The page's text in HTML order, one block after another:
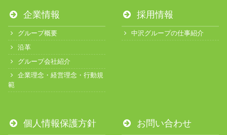
企業情報
グループ概要
沿革
グループ会社紹介
企業理念・経営理念・行動規
範
採用情報
中沢グループの仕事紹介
個人情報保護方針 お問い合わせ